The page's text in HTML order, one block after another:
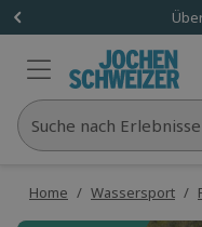
Suche nach
Home / Wassersport /